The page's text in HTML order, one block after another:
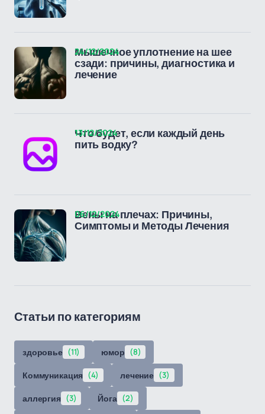
Мышечное уплотнение на шее
сзади: причины, диагностика и
лечение
24/12/2024
Что будет, если каждый день
пить водку?
13/12/2024
Вены на плечах: Причины,
Симптомы и Методы Лечения
06/12/2024
Статьи по категориям
здоровье (11) юмор (8)
Коммуникация (4) лечение (3)
аллергия (3) Йога (2)